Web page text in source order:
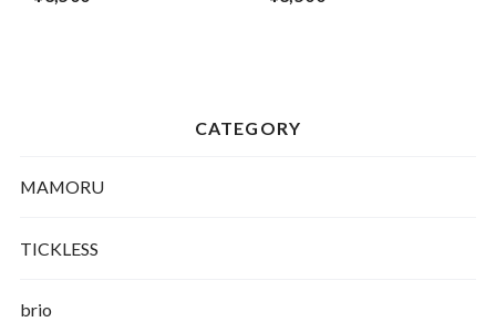
すいトリマー」～ 刈った毛
「SuiTrimmer すいトリマ
CATEGORY
MAMORU
TICKLESS
brio